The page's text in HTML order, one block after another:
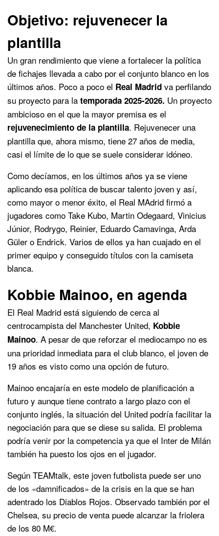
Objetivo: rejuvenecer la
plantilla
Un gran rendimiento que viene a fortalecer la política
de fichajes llevada a cabo por el conjunto blanco en los
últimos años. Poco a poco el Real Madrid va perfilando
su proyecto para la temporada 2025-2026. Un proyecto
ambicioso en el que la mayor premisa es el
rejuvenecimiento de la plantilla. Rejuvenecer una
plantilla que, ahora mismo, tiene 27 años de media,
casi el límite de lo que se suele considerar idóneo.
Como decíamos, en los últimos años ya se viene
aplicando esa política de buscar talento joven y así,
como mayor o menor éxito, el Real MAdrid firmó a
jugadores como Take Kubo, Martin Odegaard, Vinicius
Júnior, Rodrygo, Reinier, Eduardo Camavinga, Arda
Güler o Endrick. Varios de ellos ya han cuajado en el
primer equipo y conseguido títulos con la camiseta
blanca.
Kobbie Mainoo, en agenda
El Real Madrid está siguiendo de cerca al
centrocampista del Manchester United, Kobbie
Mainoo. A pesar de que reforzar el mediocampo no es
una prioridad inmediata para el club blanco, el joven de
19 años es visto como una opción de futuro.
Mainoo encajaría en este modelo de planificación a
futuro y aunque tiene contrato a largo plazo con el
conjunto inglés, la situación del United podría facilitar la
negociación para que se diese su salida. El problema
podría venir por la competencia ya que el Inter de Milán
también ha puesto los ojos en el jugador.
Según TEAMtalk, este joven futbolista puede ser uno
de los «damnificados» de la crisis en la que se han
adentrado los Diablos Rojos. Observado también por el
Chelsea, su precio de venta puede alcanzar la friolera
de los 80 M€.